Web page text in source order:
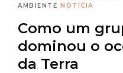
AMBIENTE NOTÍCIA
Como um
dominou o
da Terra